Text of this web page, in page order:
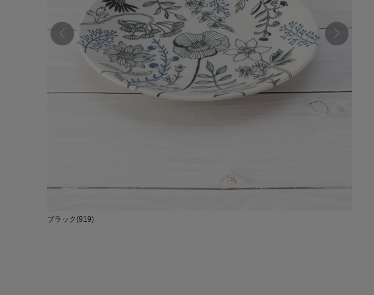
ブラック(919)